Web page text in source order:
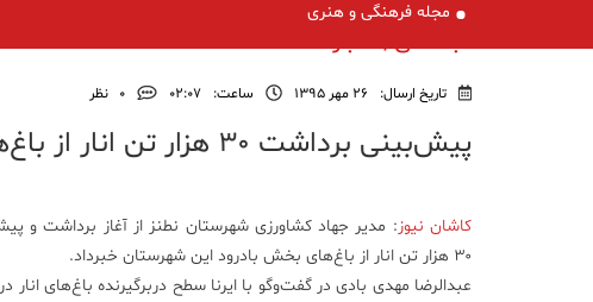
مجله فرهنگی و هنری
اجتماعی , اخبار
تاریخ ارسال: 26 مهر 1395 ساعت: ۰۲:۰۷ 0 نظر
پیش‌بینی برداشت ۳۰ هزار تن انار از باغ‌های بادرود
کاشان نیوز : مدیر جهاد کشاورزی شهرستان نطنز از آغاز برداشت و
۳۰ هزار تن انار از باغ‌های بخش بادرود این شهرستان خبرداد.
عبدالرضا مهدی بادی در گفت‌و‌گو با ایرنا سطح دربرگیرنده باغ‌های انار